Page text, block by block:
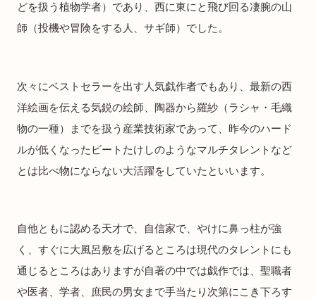
どを扱う植物学者）であり、西に東にと飛び回る凄腕の山
師（投機や冒険をする人、サギ師）でした。
次々にベストセラーを出す人気戯作者でもあり、最新の西
洋絵画を伝える気鋭の絵師、陶器から羅紗（ラシャ・毛織
物の一種）までを扱う産業技術家であって、昨今のハード
ルが低くなったビートたけしのようなマルチタレントなど
とは比べ物にならない大活躍をしていたといいます。
自他ともに認める天才で、自信家で、やけに鼻っ柱が強
く、すぐに大風呂敷を広げるところは現代のタレントにも
通じるところはありますが自著の中では戯作では、聖職者
や医者、学者、庶民の男女まで手当たり次第にこき下ろす